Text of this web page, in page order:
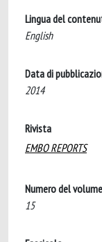
Lingua del
English
Data di
2014
Rivista
EMBO REPORTS
Numero del volume
15